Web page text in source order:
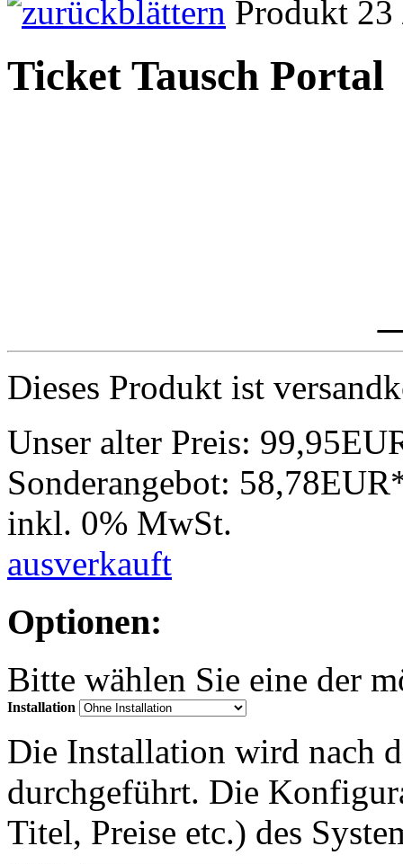
Produkt
Ticket Tausch Portal
Dieses Produkt ist
Unser alter Preis:
Sonderangebot:
inkl. 0% MwSt.
ausverkauft
Optionen:
Bitte wählen Sie eine der
Installation
Die Installation wird nach
durchgeführt. Die
Titel, Preise etc.) des